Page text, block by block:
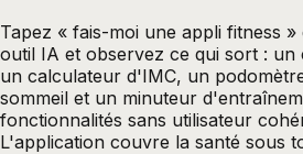
Tapez « fais-moi une appli fitness
outil IA et observez ce qui sort : un
un calculateur d'IMC, un
sommeil et un minuteur
fonctionnalités sans utilisateur
L'application couvre la santé sous